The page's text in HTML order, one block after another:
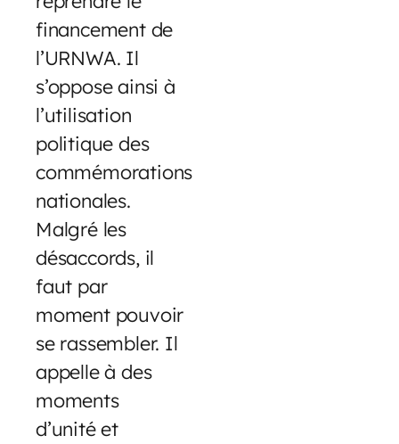
financement de
l’URNWA. Il
s’oppose ainsi à
l’utilisation
politique des
commémorations
nationales.
Malgré les
désaccords, il
faut par
moment pouvoir
se rassembler. Il
appelle à des
moments
d’unité et